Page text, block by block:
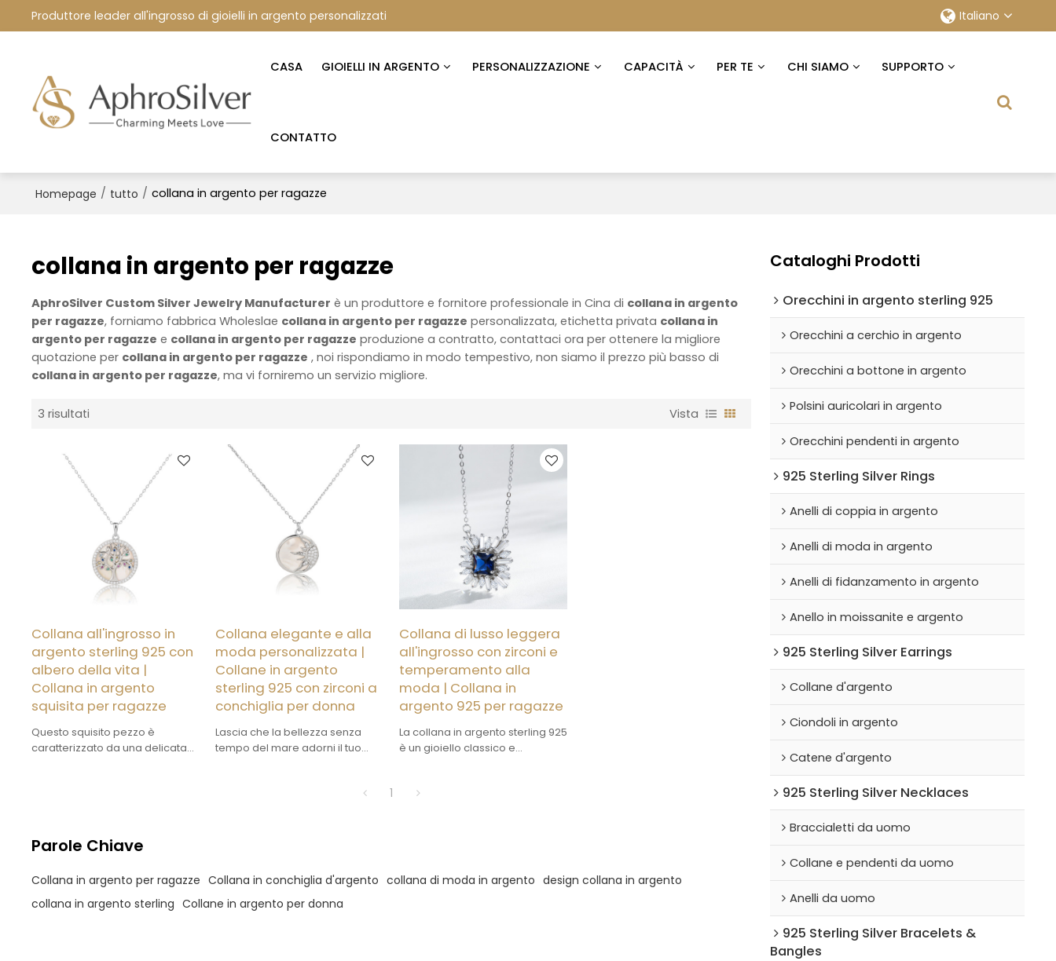
Produttore leader all'ingrosso di gioielli in argento personalizzati Italiano
CASA GIOIELLI IN ARGENTO PERSONALIZZAZIONE CAPACITÀ PER TE CHI SIAMO SUPPORTO
CONTATTO
Homepage / tutto / collana in argento per ragazze
collana in argento per ragazze
AphroSilver Custom Silver Jewelry Manufacturer è un produttore e fornitore professionale in Cina di collana in argento
per ragazze, forniamo fabbrica Wholeslae collana in argento per ragazze personalizzata, etichetta privata collana in
argento per ragazze e collana in argento per ragazze produzione a contratto, contattaci ora per ottenere la migliore
quotazione per collana in argento per ragazze , noi rispondiamo in modo tempestivo, non siamo il prezzo più basso di
collana in argento per ragazze, ma vi forniremo un servizio migliore.
3 risultati Vista
Collana all'ingrosso in
argento sterling 925 con
albero della vita |
Collana in argento
squisita per ragazze
Questo squisito pezzo è
caratterizzato da una delicata
Collana elegante e alla
moda personalizzata |
Collane in argento
sterling 925 con zirconi a
conchiglia per donna
Lascia che la bellezza senza
tempo del mare adorni il tuo
Collana di lusso leggera
all'ingrosso con zirconi e
temperamento alla
moda | Collana in
argento 925 per ragazze
La collana in argento sterling 925
è un gioiello classico e
versatile. È un gioiello di
1
Parole Chiave
Collana in argento per ragazze Collana in conchiglia d'argento collana di moda in argento design collana in argento
collana in argento sterling Collane in argento per donna
Cataloghi Prodotti
Orecchini in argento sterling 925
Orecchini a cerchio in argento
Orecchini a bottone in argento
Polsini auricolari in argento
Orecchini pendenti in argento
925 Sterling Silver Rings
Anelli di coppia in argento
Anelli di moda in argento
Anelli di fidanzamento in argento
Anello in moissanite e argento
925 Sterling Silver Earrings
Collane d'argento
Ciondoli in argento
Catene d'argento
925 Sterling Silver Necklaces
Braccialetti da uomo
Collane e pendenti da uomo
Anelli da uomo
925 Sterling Silver Bracelets &
Bangles